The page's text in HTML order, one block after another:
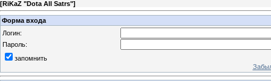
[RiKaZ "Dota All Satrs"]
Форма входа
Логин:
Пароль:
запомнить